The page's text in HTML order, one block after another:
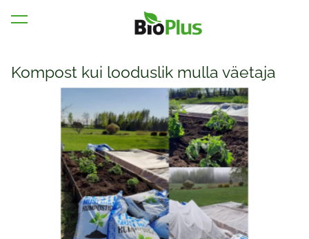
lisati ostukorvi. Vaata ostukorvi
Kompost kui looduslik mulla väetaja